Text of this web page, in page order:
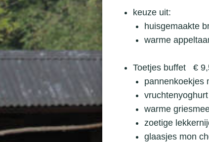
keuze uit:
huisgemaakte
warme
Toetjes buffet €
pannenkoekjes
vruchtenyoghurt
warme
zoetige
glaasjes mon